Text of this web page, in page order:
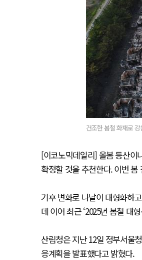
건조한 봄철 화재로
[이코노믹데일리] 올봄 등산이
확정할 것을 추천한다. 이번
기후 변화로 나날이 대형화하
데 이어 최근 ‘2025년 봄철 대
산림청은 지난 12일 정부서울
응계획을 발표했다고 밝혔다.